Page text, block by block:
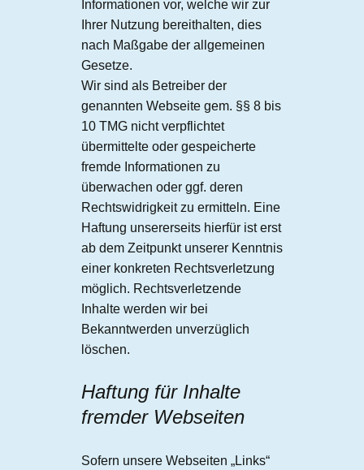
Informationen vor, welche wir zur
Ihrer Nutzung bereithalten, dies
nach Maßgabe der allgemeinen
Gesetze.
Wir sind als Betreiber der
genannten Webseite gem. §§ 8 bis
10 TMG nicht verpflichtet
übermittelte oder gespeicherte
fremde Informationen zu
überwachen oder ggf. deren
Rechtswidrigkeit zu ermitteln. Eine
Haftung unsererseits hierfür ist erst
ab dem Zeitpunkt unserer Kenntnis
einer konkreten Rechtsverletzung
möglich. Rechtsverletzende
Inhalte werden wir bei
Bekanntwerden unverzüglich
löschen.
Haftung für Inhalte
fremder Webseiten
Sofern unsere Webseiten „Links“